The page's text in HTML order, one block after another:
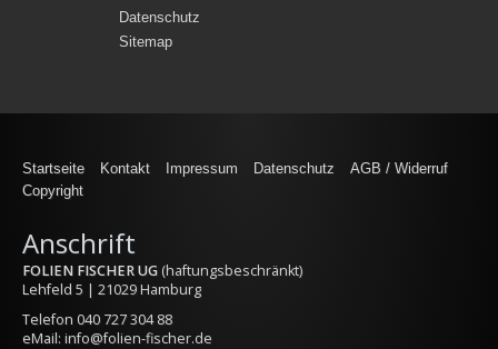
Datenschutz
Sitemap
Startseite Kontakt Impressum Datenschutz
AGB / Widerruf
Copyright
Anschrift
FOLIEN FISCHER UG (haftungsbeschränkt)
Lehfeld 5 | 21029 Hamburg
Telefon 040 727 304 88
eMail: info@folien-fischer.de